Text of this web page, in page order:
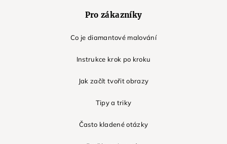
Pro zákazníky
Co je diamantové malování
Instrukce krok po kroku
Jak začít tvořit obrazy
Tipy a triky
Často kladené otázky